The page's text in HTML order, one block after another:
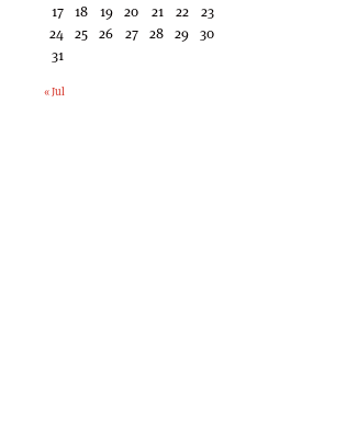
17 18 19 20 21 22
23
24 25 26 27 28 29 30
31
« Jul